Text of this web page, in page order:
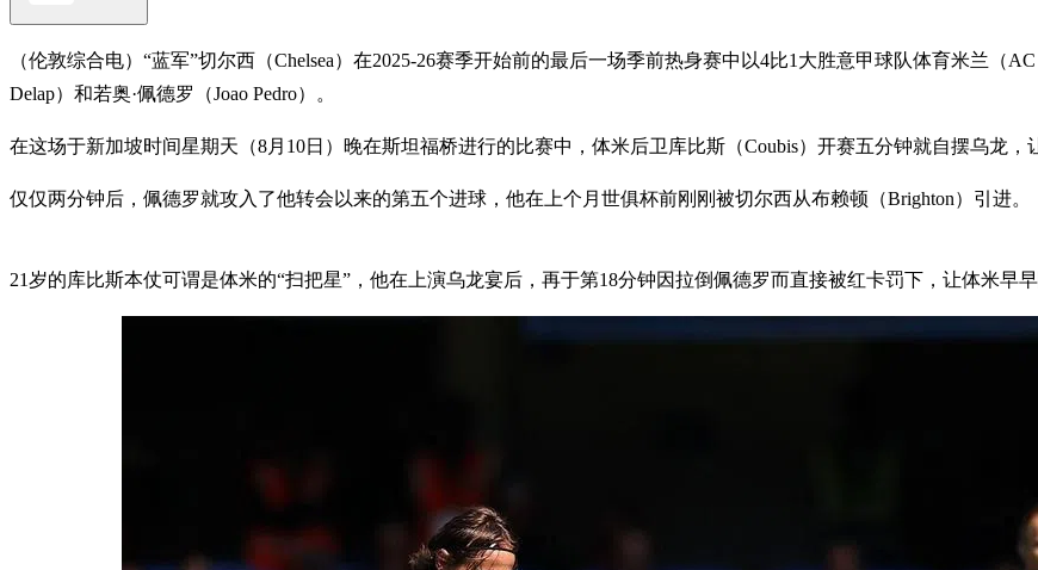
（伦敦综合电）“蓝军”切尔西（Chelsea）在2025-26赛季开始前的最后一场季前热身赛中以4比1大胜意甲球队体育米兰（
Delap）和若奥·佩德罗（Joao Pedro）。
在这场于新加坡时间星期天（8月10日）晚在斯坦福桥进行的比赛中，体米后卫库比斯（Coubis）开赛五分钟就自摆乌龙，
仅仅两分钟后，佩德罗就攻入了他转会以来的第五个进球，他在上个月世俱杯前刚刚被切尔西从布赖顿（Brighton）引进。
21岁的库比斯本仗可谓是体米的“扫把星”，他在上演乌龙宴后，再于第18分钟因拉倒佩德罗而直接被红卡罚下，让体米早早